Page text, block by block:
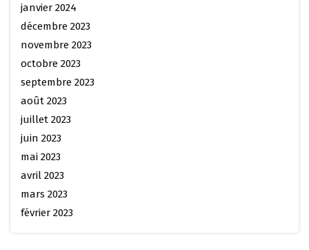
janvier 2024
décembre 2023
novembre 2023
octobre 2023
septembre 2023
août 2023
juillet 2023
juin 2023
mai 2023
avril 2023
mars 2023
février 2023